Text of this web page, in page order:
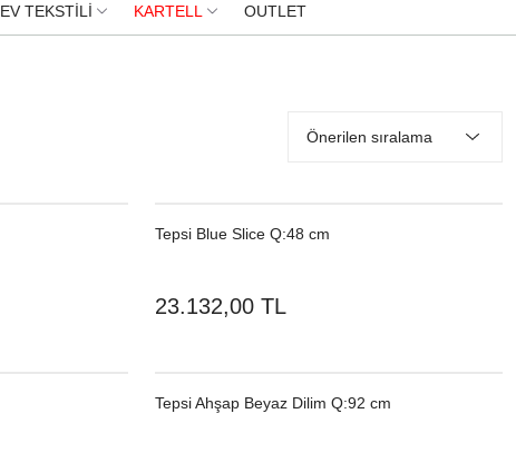
EV TEKSTİLİ KARTELL OUTLET
Tepsi Blue Slice Q:48 cm
23.132,00 TL
Tepsi Ahşap Beyaz Dilim Q:92 cm